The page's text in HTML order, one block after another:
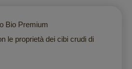
Bio Premium
le proprietà dei cibi crudi di